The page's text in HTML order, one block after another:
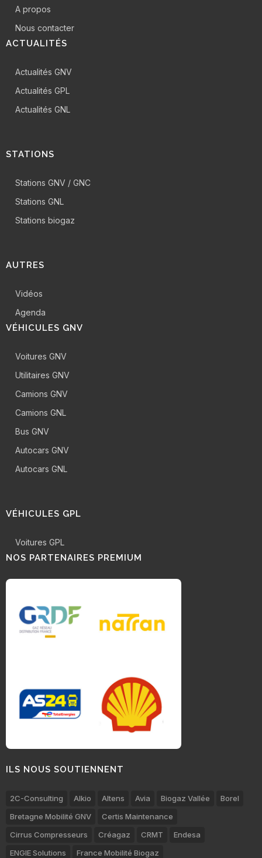
A propos
Nous contacter
ACTUALITÉS
Actualités GNV
Actualités GPL
Actualités GNL
STATIONS
Stations GNV / GNC
Stations GNL
Stations biogaz
AUTRES
Vidéos
Agenda
VÉHICULES GNV
Voitures GNV
Utilitaires GNV
Camions GNV
Camions GNL
Bus GNV
Autocars GNV
Autocars GNL
VÉHICULES GPL
Voitures GPL
NOS PARTENAIRES PREMIUM
ILS NOUS SOUTIENNENT
2C-Consulting Alkio Altens Avia Biogaz Vallée
Borel
Bretagne Mobilité GNV
Certis Maintenance
Cirrus Compresseurs
Créagaz CRMT
Endesa
ENGIE Solutions
France Mobilité Biogaz